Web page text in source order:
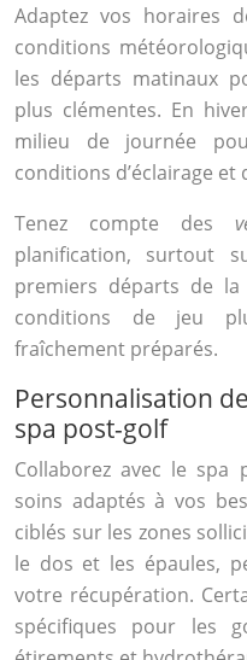
Adaptez vos horaires
conditions
les départs matinaux
plus clémentes. En
milieu de journée
conditions d’éclairage
Tenez compte des
planification, surtout
premiers départs de
conditions de jeu
fraîchement préparés.
Personnalisation
spa post-golf
Collaborez avec le
soins adaptés à vos
ciblés sur les zones
le dos et les épaules,
votre récupération.
spécifiques pour les